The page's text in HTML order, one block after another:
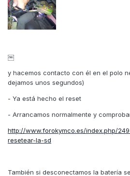
￼
y hacemos contacto con él en el polo
dejamos unos segundos)
- Ya está hecho el reset
- Arrancamos normalmente y
http://www.forokymco.es/index.php/
resetear-la-sd
También si desconectamos la batería